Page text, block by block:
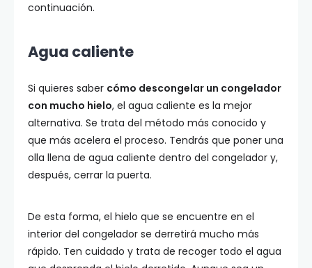
continuación.
Agua caliente
Si quieres saber cómo descongelar un congelador
con mucho hielo, el agua caliente es la mejor
alternativa. Se trata del método más conocido y
que más acelera el proceso. Tendrás que poner una
olla llena de agua caliente dentro del congelador y,
después, cerrar la puerta.
De esta forma, el hielo que se encuentre en el
interior del congelador se derretirá mucho más
rápido. Ten cuidado y trata de recoger todo el agua